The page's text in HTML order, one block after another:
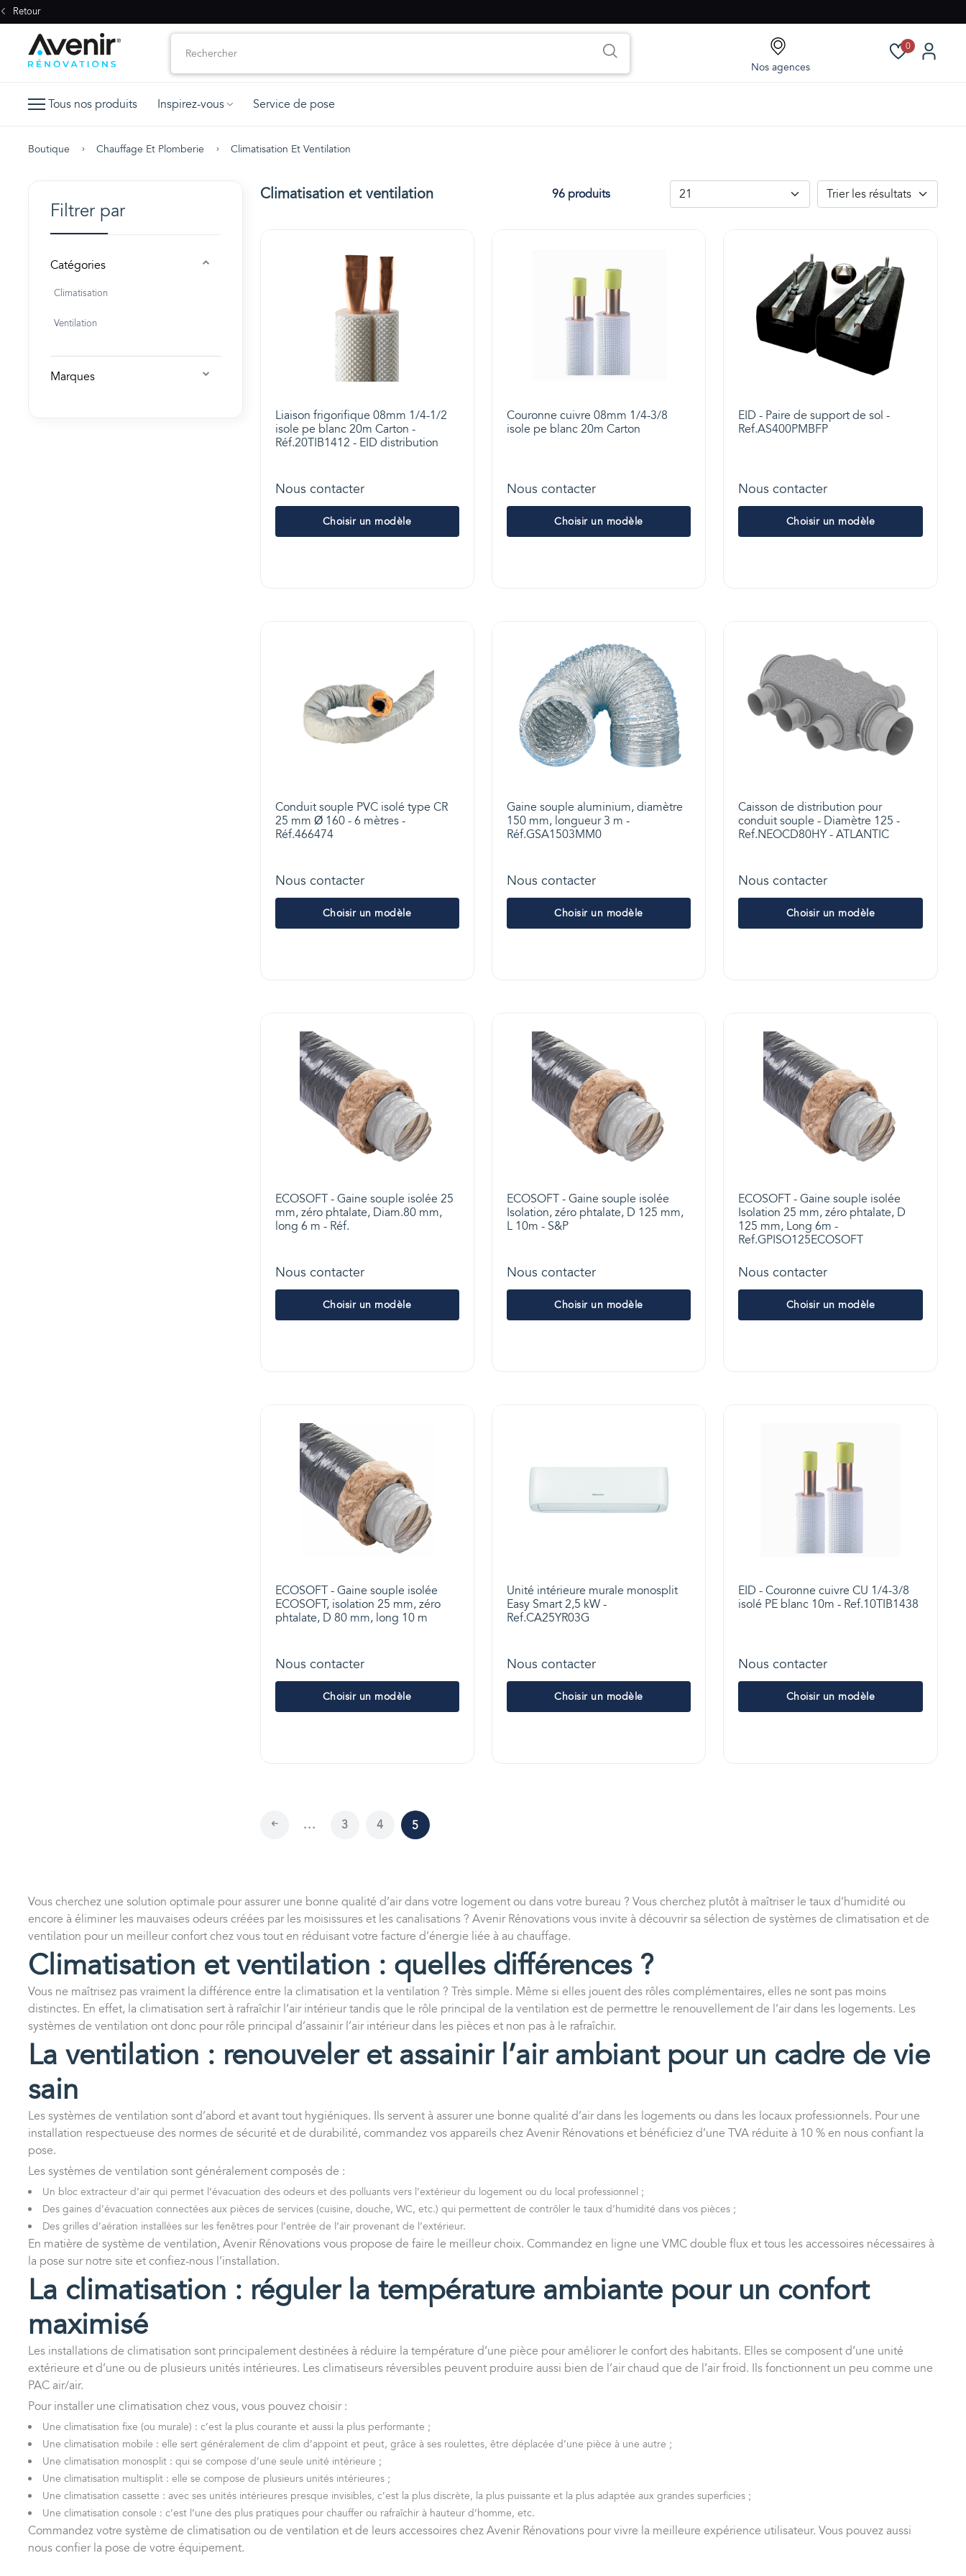
Retour
Nos agences
0
Tous nos produits Inspirez-vous Service de pose
Boutique Chauffage Et Plomberie Climatisation Et Ventilation
Filtrer par
Catégories
Climatisation
Ventilation
Marques
Climatisation et ventilation 96 produits
Liaison frigorifique 08mm 1/4-1/2
isole pe blanc 20m Carton -
Réf.20TIB1412 - EID distribution
Nous contacter
Choisir un modèle
Couronne cuivre 08mm 1/4-3/8
isole pe blanc 20m Carton
Nous contacter
Choisir un modèle
EID - Paire de support de sol -
Ref.AS400PMBFP
Nous contacter
Choisir un modèle
Conduit souple PVC isolé type CR
25 mm Ø 160 - 6 mètres -
Réf.466474
Nous contacter
Choisir un modèle
Gaine souple aluminium, diamètre
150 mm, longueur 3 m -
Réf.GSA1503MM0
Nous contacter
Choisir un modèle
Caisson de distribution pour
conduit souple - Diamètre 125 -
Ref.NEOCD80HY - ATLANTIC
Nous contacter
Choisir un modèle
ECOSOFT - Gaine souple isolée 25
mm, zéro phtalate, Diam.80 mm,
long 6 m - Réf.
Nous contacter
Choisir un modèle
ECOSOFT - Gaine souple isolée
Isolation, zéro phtalate, D 125 mm,
L 10m - S&P
Nous contacter
Choisir un modèle
ECOSOFT - Gaine souple isolée
Isolation 25 mm, zéro phtalate, D
125 mm, Long 6m -
Ref.GPISO125ECOSOFT
Nous contacter
Choisir un modèle
ECOSOFT - Gaine souple isolée
ECOSOFT, isolation 25 mm, zéro
phtalate, D 80 mm, long 10 m
Nous contacter
Choisir un modèle
Unité intérieure murale monosplit
Easy Smart 2,5 kW -
Ref.CA25YR03G
Nous contacter
Choisir un modèle
EID - Couronne cuivre CU 1/4-3/8
isolé PE blanc 10m - Ref.10TIB1438
Nous contacter
Choisir un modèle
... 3 4 5
Vous cherchez une solution optimale pour assurer une bonne qualité d’air dans votre logement ou dans votre bureau ? Vous cherchez plutôt à maîtriser le taux d’humidité ou
encore à éliminer les mauvaises odeurs créées par les moisissures et les canalisations ? Avenir Rénovationsvous invite à découvrir sa sélection de systèmes de climatisation et de
ventilation pour un meilleur confort chez vous tout en réduisant votre facture d’énergie liée à au chauffage.
Climatisation et ventilation : quelles différences ?
Vous ne maîtrisez pas vraiment la différence entre la climatisation et la ventilation ? Très simple. Même si elles jouent des rôles complémentaires, elles ne sont pas moins
distinctes. En effet, la climatisation sert à rafraîchir l’air intérieur tandis que le rôle principal de la ventilation est de permettre le renouvellement de l’air dans les logements. Les
systèmes de ventilation ont donc pour rôle principal d’assainir l’air intérieur dans les pièces et non pas à le rafraîchir.
La ventilation : renouveler et assainir l’air ambiant pour un cadre de vie
sain
Les systèmes de ventilation sont d’abord et avant tout hygiéniques. Ils servent à assurer une bonne qualité d’air dans les logements ou dans les locaux professionnels. Pour une
installation respectueuse des normes de sécurité et de durabilité, commandez vos appareils chez Avenir Rénovations et bénéficiez d’une TVA réduite à 10 %en nous confiant la
pose.
Les systèmes de ventilation sont généralement composés de :
Un bloc extracteur d’air qui permet l’évacuation des odeurs et des polluants vers l’extérieur du logement ou du local professionnel ;
Des gaines d’évacuation connectées aux pièces de services (cuisine, douche, WC, etc.) qui permettent de contrôler le taux d’humidité dans vos pièces ;
Des grilles d’aération installées sur les fenêtres pour l’entrée de l’air provenant de l’extérieur.
En matière de système de ventilation, Avenir Rénovations vous propose de faire le meilleur choix. Commandez en ligne une VMC double flux et tous les accessoires nécessaires à
la pose sur notre site et confiez-nous l’installation.
La climatisation : réguler la température ambiante pour un confort
maximisé
Les installations de climatisation sont principalement destinées à réduire la température d’une pièce pour améliorer le confort des habitants. Elles se composent d’une unité
extérieure et d’une ou de plusieurs unités intérieures. Les climatiseurs réversibles peuvent produire aussi bien de l’air chaud que de l’air froid. Ils fonctionnent un peu comme une
PAC air/air.
Pour installer une climatisation chez vous, vous pouvez choisir :
Une climatisation fixe (ou murale) : c’est la plus courante et aussi la plus performante ;
Une climatisation mobile : elle sert généralement de clim d’appoint et peut, grâce à ses roulettes, être déplacée d’une pièce à une autre ;
Une climatisation monosplit : qui se compose d’une seule unité intérieure ;
Une climatisation multisplit : elle se compose de plusieurs unités intérieures ;
Une climatisation cassette : avec ses unités intérieures presque invisibles, c’est la plus discrète, la plus puissante et la plus adaptée aux grandes superficies ;
Une climatisation console : c’est l’une des plus pratiques pour chauffer ou rafraîchir à hauteur d’homme, etc.
Commandez votre système de climatisation ou de ventilation et de leurs accessoires chez Avenir Rénovations pour vivre la meilleure expérience utilisateur. Vous pouvez aussi
nous confier la pose de votre équipement.